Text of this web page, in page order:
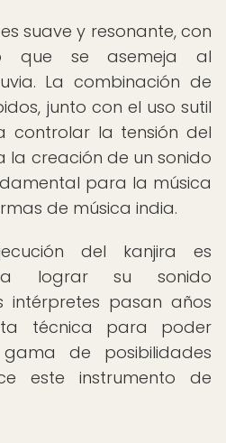
suave y resonante, con
que se asemeja al
La combinación de
junto con el uso sutil
controlar la tensión del
la creación de un sonido
para la música
de música india.
del kanjira es
lograr su sonido
intérpretes pasan años
técnica para poder
de posibilidades
este instrumento de